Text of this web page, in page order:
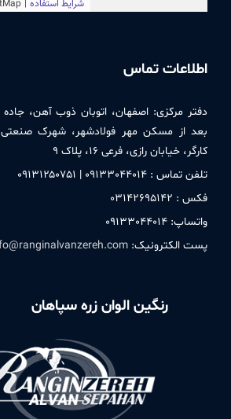
اطلاعات تماس
دفتر مركزی: اصفهان، اتوبان ذوب آهن،
کارگر، خیابان رازی، فرعی ۱۶، پلاک ۹
تلفن تماس : ۰۹۱٣٣۰۴۴۰۱۴ | ۰۹۱٣۱۲۵۰٧۵۱
فکس : ۰٣۱۴۲۶۹۵۱۴۲
واتساپ: ۰۹۱٣٣۰۴۴۰۱۴
پست الکترونیک:
رنگین الوان زره سپاهان